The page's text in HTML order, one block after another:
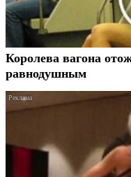
Королева вагона
равнодушным